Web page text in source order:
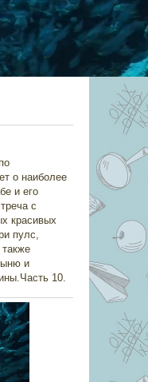
о наиболее
и его
с
красивых
пулс,
и
10.